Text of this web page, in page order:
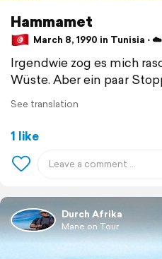
Hammamet
March 8, 1990 in Tunisia ⋅ ☁️
Irgendwie zog es mich
Wüste. Aber ein paar
See translation
1 like
Durch Afrika
Mane on Tour